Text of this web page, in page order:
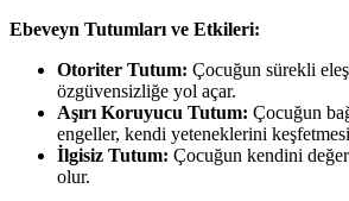
Ebeveyn Tutumları ve Etkileri:
Otoriter Tutum: Çocuğun sürekli
özgüvensizliğe yol açar.
Aşırı Koruyucu Tutum: Çocuğun
engeller, kendi yeteneklerini
İlgisiz Tutum: Çocuğun kendini
olur.